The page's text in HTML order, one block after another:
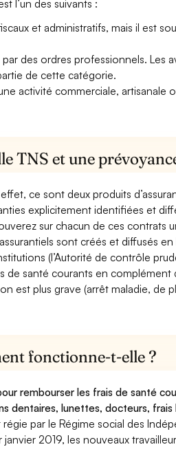
l’un des suivants :
et administratifs, mais il est
des ordres professionnels. Les
de cette catégorie.
activité commerciale, artisanale
TNS et une
ce sont deux produits
explicitement identifiées et
sur chacun de ces contrats
sont créés et diffusés en
(l’Autorité de contrôle
de santé courants en complément
est plus grave (arrêt maladie, de
fonctionne-t-elle ?
rembourser les frais de santé
dentaires, lunettes, docteurs,
par le Régime social des
janvier 2019, les nouveaux